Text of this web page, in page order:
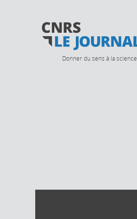
Donner du sens à la science